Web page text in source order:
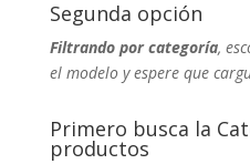
Segunda opción
Filtrando por categoría,
el modelo y espere que
Primero busca la
productos